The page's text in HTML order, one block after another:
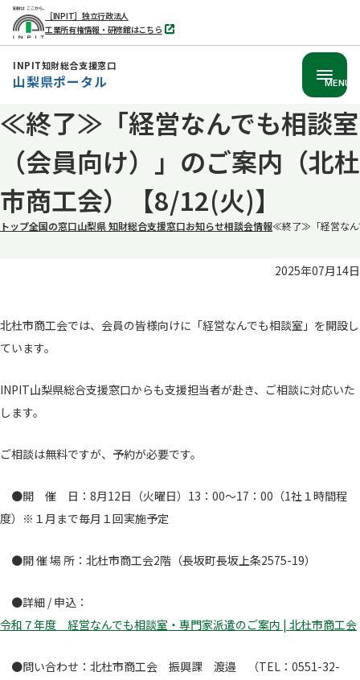
本
動
［INPIT］独立行政法人
工業所有権情報・研修館はこちら
別
タ
INPIT知財総合支援窓口
山梨県ポータル MENU
≪終了≫「経営なんでも相談室
（会員向け）」のご案内（北杜
市商工会）【8/12(火)】
トップ全国の窓口山梨県 知財総合支援窓口お知らせ相談会情報≪終了≫「経営なん
2025年07月14日
北杜市商工会では、会員の皆様向けに「経営なんでも相談室」を開設し
ています。
INPIT山梨県総合支援窓口からも支援担当者が赴き、ご相談に対応いた
します。
ご相談は無料ですが、予約が必要です。
●開 催 日：8月12日（火曜日）13：00～17：00（1社１時間程
度）※１月まで毎月１回実施予定
●開 催 場 所：北杜市商工会2階（長坂町長坂上条2575-19）
●詳細 / 申込：
令和７年度 経営なんでも相談室・専門家派遣のご案内 | 北杜市商工会
●問い合わせ：北杜市商工会 振興課 渡邉 （TEL：0551-32-